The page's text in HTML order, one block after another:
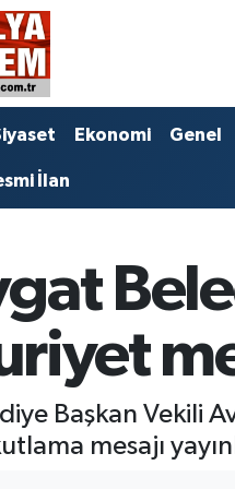
Ekonomi Genel
İlan
Başkan Vekili
mesajı